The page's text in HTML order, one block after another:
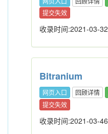
提交失效
收录时间:2021-03-32
Bitranium
网页入口 回顾详情
提交失效
收录时间:2021-03-46